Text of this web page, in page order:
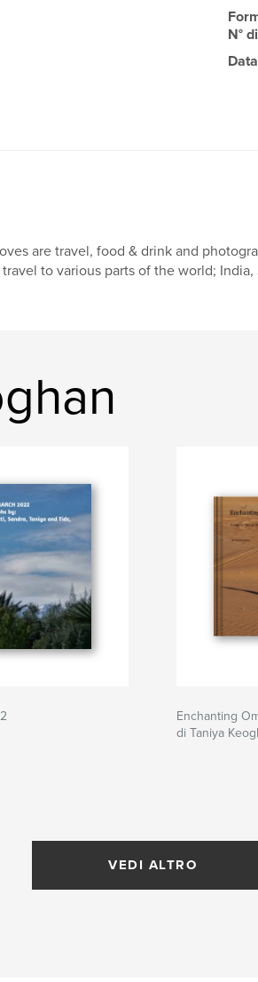
N°
are travel, food & drink and
to various parts of the world; India,
Enchanting
di Taniya
VEDI ALTRO